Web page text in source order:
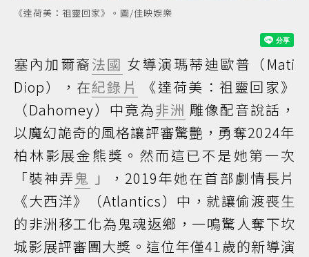
《達荷美：祖靈回家》。圖/佳映娛樂
塞內加爾裔法國 女導演瑪蒂迪歐普（Mati
Diop），在紀錄片
《達荷美：祖靈回家》
（Dahomey）中竟為非洲 雕像配音說話，
以魔幻詭奇的風格讓評審驚艷，勇奪2024年
柏林影展金熊獎。然而這已不是她第一次
「裝神弄鬼 」，2019年她在首部劇情長片
《大西洋》（Atlantics）中，就讓偷渡喪生
的非洲移工化為鬼魂返鄉，一鳴驚人奪下坎
城影展評審團大獎。這位年僅41歲的新導演